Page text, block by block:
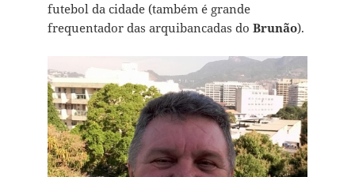
futebol da cidade (também é grande
frequentador das arquibancadas do Brunão).